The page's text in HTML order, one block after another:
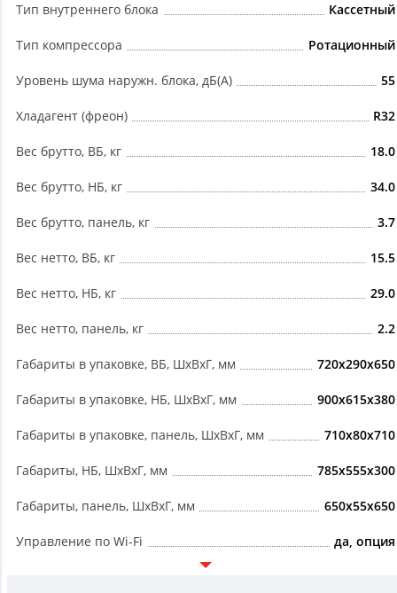
Тип внутреннего блока Кассетный
Тип компрессора Ротационный
Уровень шума наружн. блока, дБ(А) 55
Хладагент (фреон) R32
Вес брутто, ВБ, кг 18.0
Вес брутто, НБ, кг 34.0
Вес брутто, панель, кг 3.7
Вес нетто, ВБ, кг 15.5
Вес нетто, НБ, кг 29.0
Вес нетто, панель, кг 2.2
Габариты в упаковке, ВБ, ШxВxГ, мм 720x290x650
Габариты в упаковке, НБ, ШxВxГ, мм 900x615x380
Габариты в упаковке, панель, ШxВxГ, мм 710x80x710
Габариты, НБ, ШxВxГ, мм 785x555x300
Габариты, панель, ШxВxГ, мм 650x55x650
Управление по Wi-Fi да, опция